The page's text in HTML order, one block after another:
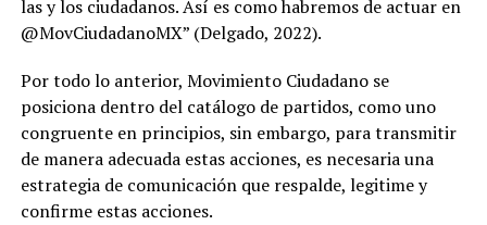
las y los ciudadanos. Así es como habremos de actuar en
@MovCiudadanoMX” (Delgado, 2022).
Por todo lo anterior, Movimiento Ciudadano se
posiciona dentro del catálogo de partidos, como uno
congruente en principios, sin embargo, para transmitir
de manera adecuada estas acciones, es necesaria una
estrategia de comunicación que respalde, legitime y
confirme estas acciones.